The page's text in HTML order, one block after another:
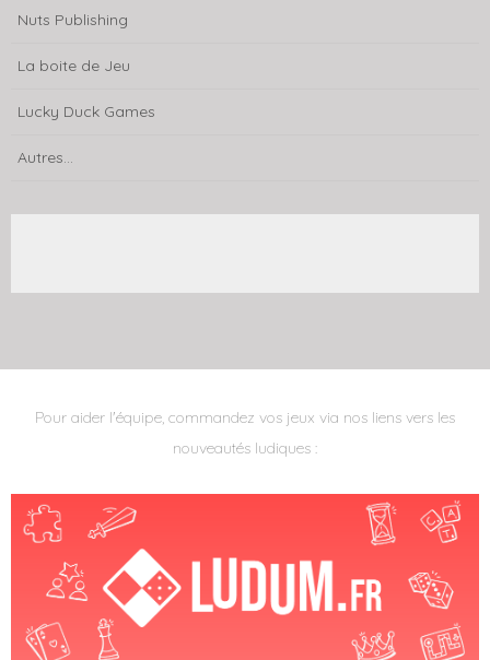
Nuts Publishing
La boite de Jeu
Lucky Duck Games
Autres...
Pour aider l'équipe, commandez vos jeux via nos liens vers les
nouveautés ludiques :